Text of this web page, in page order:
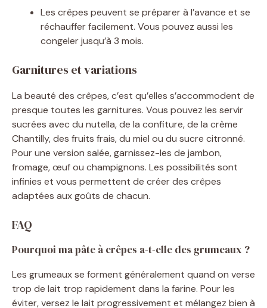
Les crêpes peuvent se préparer à l’avance et se
réchauffer facilement. Vous pouvez aussi les
congeler jusqu’à 3 mois.
Garnitures et variations
La beauté des crêpes, c’est qu’elles s’accommodent de
presque toutes les garnitures. Vous pouvez les servir
sucrées avec du nutella, de la confiture, de la crème
Chantilly, des fruits frais, du miel ou du sucre citronné.
Pour une version salée, garnissez-les de jambon,
fromage, œuf ou champignons. Les possibilités sont
infinies et vous permettent de créer des crêpes
adaptées aux goûts de chacun.
FAQ
Pourquoi ma pâte à crêpes a-t-elle des grumeaux ?
Les grumeaux se forment généralement quand on verse
trop de lait trop rapidement dans la farine. Pour les
éviter, versez le lait progressivement et mélangez bien à